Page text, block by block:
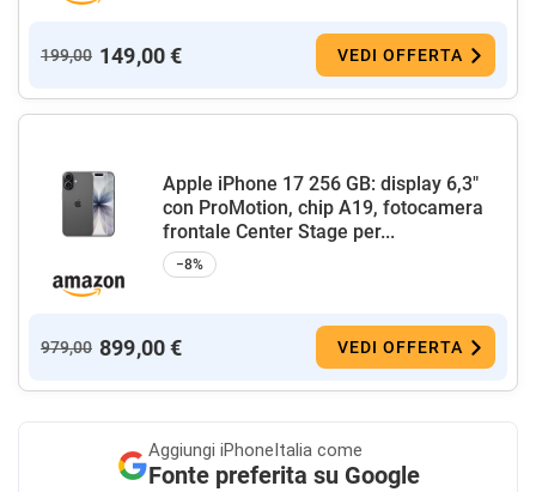
199,00 149,00 € VEDI OFFERTA
Apple iPhone 17 256 GB: display 6,3"
con ProMotion, chip A19, fotocamera
frontale Center Stage per...
−8%
979,00 899,00 € VEDI OFFERTA
Aggiungi iPhoneItalia come
Fonte preferita su Google